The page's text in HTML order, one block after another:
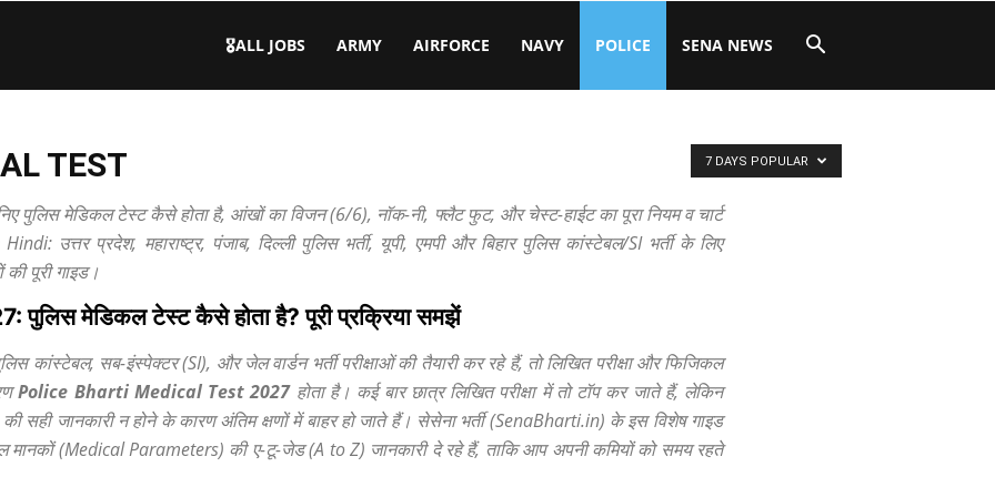
🎖️ALL JOBS ARMY AIRFORCE NAVY POLICE SENA NEWS
TEST
पुलिस मेडिकल टेस्ट कैसे होता है, आंखों का विजन (6/6), नॉक-नी, फ्लैट फुट, और चेस्ट-हाईट का पूरा नियम व चार्ट
उत्तर प्रदेश, महाराष्ट्र, पंजाब, दिल्ली पुलिस भर्ती, यूपी, एमपी और बिहार पुलिस कांस्टेबल/SI भर्ती के लिए
पूरी गाइड।
मेडिकल टेस्ट कैसे होता है? पूरी प्रक्रिया समझें
कांस्टेबल, सब-इंस्पेक्टर (SI), और जेल वार्डन भर्ती परीक्षाओं की तैयारी कर रहे हैं, तो लिखित परीक्षा और फिजिकल
Police Bharti Medical Test 2027होता है। कई बार छात्र लिखित परीक्षा में तो टॉप कर जाते हैं, लेकिन
सही जानकारी न होने के कारण अंतिम क्षणों में बाहर हो जाते हैं। सेसेना भर्ती (SenaBharti.in) के इस विशेष गाइड
मानकों (Medical Parameters) की ए-टू-जेड (A to Z) जानकारी दे रहे हैं, ताकि आप अपनी कमियों को समय रहते
7 DAYS POPULAR